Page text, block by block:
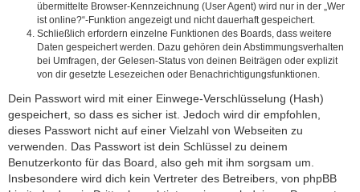
übermittelte Browser-Kennzeichnung (User Agent) wird nur in der „Wer
ist online?“-Funktion angezeigt und nicht dauerhaft gespeichert.
Schließlich erfordern einzelne Funktionen des Boards, dass weitere
Daten gespeichert werden. Dazu gehören dein Abstimmungsverhalten
bei Umfragen, der Gelesen-Status von deinen Beiträgen oder explizit
von dir gesetzte Lesezeichen oder Benachrichtigungsfunktionen.
Dein Passwort wird mit einer Einwege-Verschlüsselung (Hash)
gespeichert, so dass es sicher ist. Jedoch wird dir empfohlen,
dieses Passwort nicht auf einer Vielzahl von Webseiten zu
verwenden. Das Passwort ist dein Schlüssel zu deinem
Benutzerkonto für das Board, also geh mit ihm sorgsam um.
Insbesondere wird dich kein Vertreter des Betreibers, von phpBB